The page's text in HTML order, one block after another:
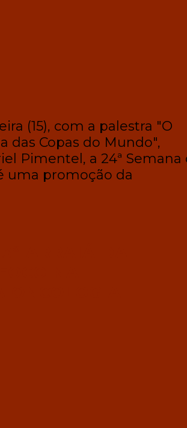
(15), com a palestra "O
das Copas do Mundo",
Pimentel, a 24ª Semana
uma promoção da